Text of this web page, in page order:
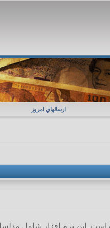
ارسالهاي امروز